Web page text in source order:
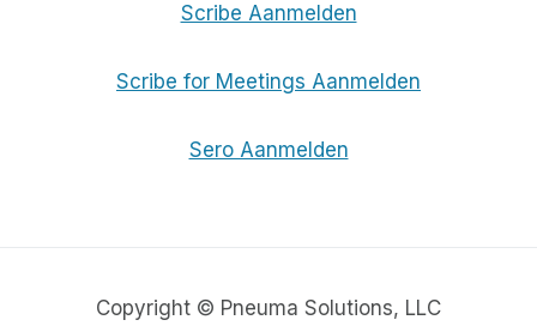
Scribe Aanmelden
Scribe for Meetings Aanmelden
Sero Aanmelden
Copyright © Pneuma Solutions, LLC